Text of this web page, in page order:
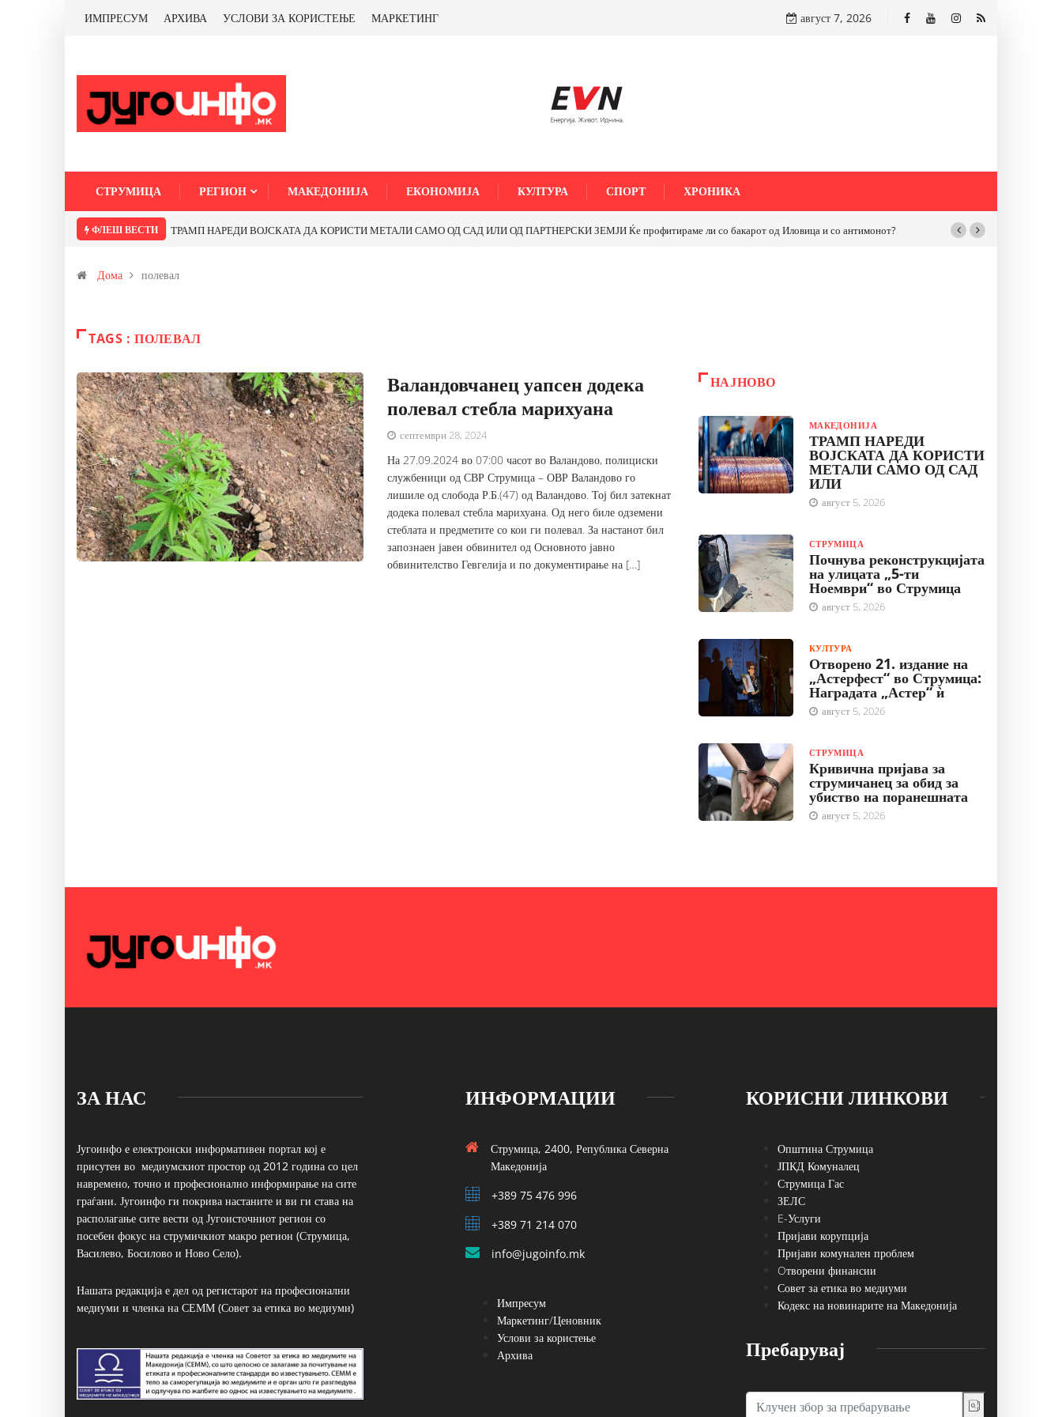
ИМПРЕСУМ АРХИВА УСЛОВИ ЗА КОРИСТЕЊЕ МАРКЕТИНГ август 7, 2026
СТРУМИЦА РЕГИОН МАКЕДОНИЈА ЕКОНОМИЈА КУЛТУРА СПОРТ ХРОНИКА
ФЛЕШ ВЕСТИ ТРАМП НАРЕДИ ВОЈСКАТА ДА КОРИСТИ МЕТАЛИ САМО ОД САД ИЛИ ОД ПАРТНЕРСКИ ЗЕМЈИ Ќе профитираме ли со бакарот од Иловица и со антимонот?
Дома полевал
TAGS : ПОЛЕВАЛ
Валандовчанец уапсен додека
полевал стебла марихуана
септември 28, 2024
На 27.09.2024 во 07:00 часот во Валандово, полициски
службеници од СВР Струмица – ОВР Валандово го
лишиле од слобода Р.Б.(47) од Валандово. Тој бил затекнат
додека полевал стебла марихуана. Од него биле одземени
стеблата и предметите со кои ги полевал. За настанот бил
запознаен јавен обвинител од Основното јавно
обвинителство Гевгелија и по документирање на […]
НАЈНОВО
МАКЕДОНИЈА
ТРАМП НАРЕДИ
ВОЈСКАТА ДА КОРИСТИ
МЕТАЛИ САМО ОД САД
ИЛИ
август 5, 2026
СТРУМИЦА
Почнува реконструкцијата
на улицата „5-ти
Ноември“ во Струмица
август 5, 2026
КУЛТУРА
Отворено 21. издание на
„Астерфест“ во Струмица:
Наградата „Астер“ ѝ
август 5, 2026
СТРУМИЦА
Кривична пријава за
струмичанец за обид за
убиство на поранешната
август 5, 2026
ЗА НАС
Југоинфо е електронски информативен портал кој е
присутен во медиумскиот простор од 2012 година со цел
навремено, точно и професионално информирање на сите
граѓани. Југоинфо ги покрива настаните и ви ги става на
располагање сите вести од Југоисточниот регион со
посебен фокус на струмичкиот макро регион (Струмица,
Василево, Босилово и Ново Село).
Нашата редакција е дел од регистарот на професионални
медиуми и членка на СЕММ (Совет за етика во медиуми)
ИНФОРМАЦИИ
Струмица, 2400, Република Северна
Македонија
+389 75 476 996
+389 71 214 070
info@jugoinfo.mk
Импресум
Маркетинг/Ценовник
Услови за користење
Архива
КОРИСНИ ЛИНКОВИ
Општина Струмица
ЈПКД Комуналец
Струмица Гас
ЗЕЛС
E-Услуги
Пријави корупција
Пријави комунален проблем
Oтворени финансии
Совет за етика во медиуми
Кодекс на новинарите на Македонија
Пребарувај